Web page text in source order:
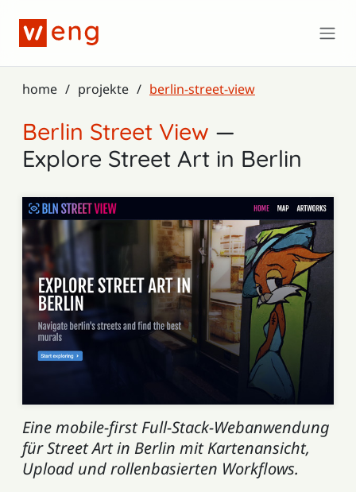
home projekte berlin-street-view
Berlin Street View —
Explore Street Art in Berlin
Eine mobile-first Full-Stack-Webanwendung
für Street Art in Berlin mit Kartenansicht,
Upload und rollenbasierten Workflows.